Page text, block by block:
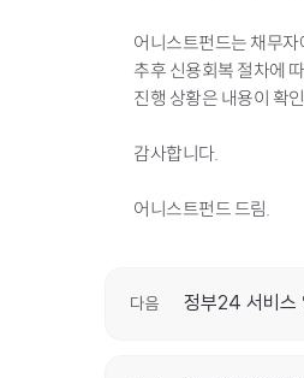
어니스트펀드는 채무
추후 신용회복 절차에
진행 상황은 내용이 확
감사합니다.
어니스트펀드 드림.
다음 정부24 서비스